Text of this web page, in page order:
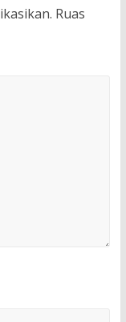
Ruas